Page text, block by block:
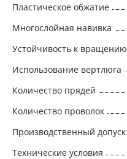
Пластическое обжатие
Многослойная навивка
Устойчивость к вращению
Использование вертлюга
Количество прядей
Количество проволок
Производственный допуск
Технические условия